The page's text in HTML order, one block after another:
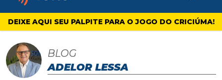
4oito
DEIXE AQUI SEU PALPITE PARA O JOGO DO CRICIÚMA!
BLOG
ADELOR LESSA